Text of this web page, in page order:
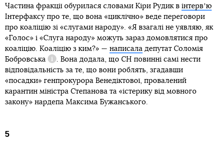
Частина фракції обурилася словами Кіри Рудик в інтервʼю
Інтерфаксу про те, що вона «циклічно» веде переговори
про коаліцію зі «слугами народу». «Я взагалі не уявляю, як
«Голос» і «Слуга народу» можуть зараз домовлятися про
коаліцію. Коаліцію з ким?» — написала депутат Соломія
Бобровська
Довідка
. Вона додала, що СН повинні самі нести
відповідальність за те, що вони роблять, згадавши
«посадки» генпрокурора Венедіктової, провалений
карантин міністра Степанова та «істерику від мовного
закону» нардепа Максима Бужанського.
5